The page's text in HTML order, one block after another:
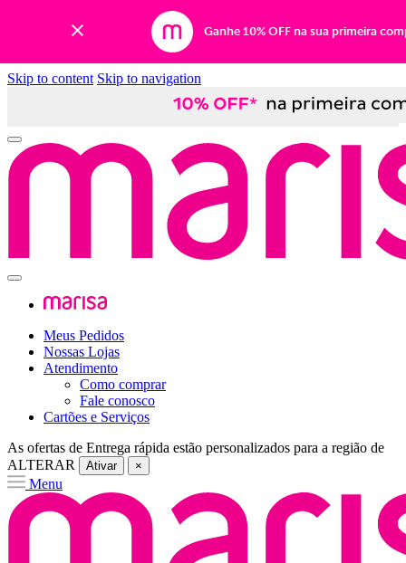
Ganhe 10% OFF na sua primeira
Skip to content Skip to navigation
Meus Pedidos
Nossas Lojas
Atendimento
Como comprar
Fale conosco
Cartões e Serviços
As ofertas de Entrega rápida estão personalizados para a região de
ALTERAR
Ativar ×
Menu